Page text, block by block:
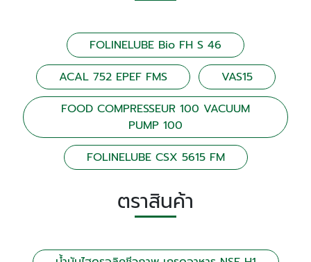
FOLINELUBE Bio FH S 46
ACAL 752 EPEF FMS
VAS15
FOOD COMPRESSEUR 100 VACUUM
PUMP 100
FOLINELUBE CSX 5615 FM
ตราสินค้า